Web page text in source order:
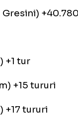
Tech 3)
Honda
Aspar)